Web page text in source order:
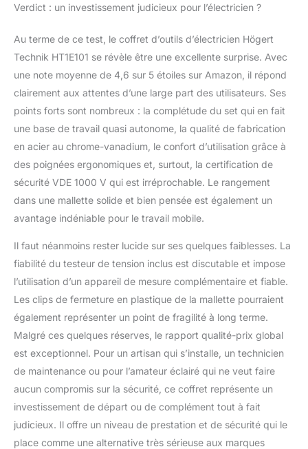
Verdict : un investissement judicieux pour l’électricien ?
Au terme de ce test, le coffret d’outils d’électricien Högert
Technik HT1E101 se révèle être une excellente surprise. Avec
une note moyenne de 4,6 sur 5 étoiles sur Amazon, il répond
clairement aux attentes d’une large part des utilisateurs. Ses
points forts sont nombreux : la complétude du set qui en fait
une base de travail quasi autonome, la qualité de fabrication
en acier au chrome-vanadium, le confort d’utilisation grâce à
des poignées ergonomiques et, surtout, la certification de
sécurité VDE 1000 V qui est irréprochable. Le rangement
dans une mallette solide et bien pensée est également un
avantage indéniable pour le travail mobile.
Il faut néanmoins rester lucide sur ses quelques faiblesses. La
fiabilité du testeur de tension inclus est discutable et impose
l’utilisation d’un appareil de mesure complémentaire et fiable.
Les clips de fermeture en plastique de la mallette pourraient
également représenter un point de fragilité à long terme.
Malgré ces quelques réserves, le rapport qualité-prix global
est exceptionnel. Pour un artisan qui s’installe, un technicien
de maintenance ou pour l’amateur éclairé qui ne veut faire
aucun compromis sur la sécurité, ce coffret représente un
investissement de départ ou de complément tout à fait
judicieux. Il offre un niveau de prestation et de sécurité qui le
place comme une alternative très sérieuse aux marques